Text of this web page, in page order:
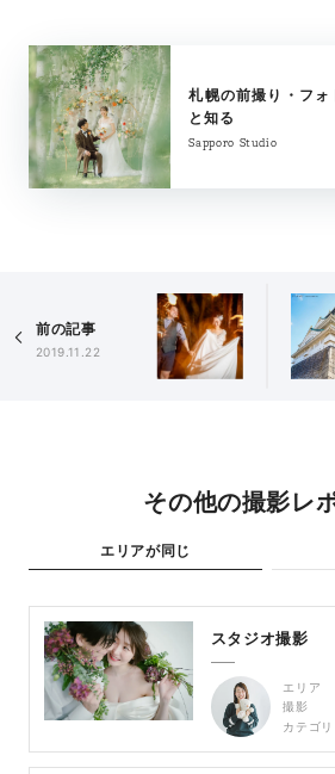
札幌の前撮り・フ
と知る
Sapporo Studio
前の記事
2019.11.22
その他の撮影レ
エリアが同じ
スタジオ撮影
エリア
撮影
カテゴリ